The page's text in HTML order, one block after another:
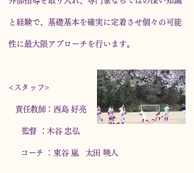
と経験で、基礎基本を確実に定着させ個々の可能
性に最大限アプローチを行います。
<スタッフ>
責任教師：西島 好亮
監督 ：木谷 忠弘
コーチ ：東谷 嵐 太田 暁人